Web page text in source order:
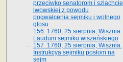
przeciwko senatorom i szlachcie
lwowskiej z po­wodu
pogwałcenia sejmiku i wolnego
głosu
156. 1760, 25 sierpnia, Wisznia.
Laudum sejmiku wiszeńskiego
157. 1760, 25 sierpnia, Wisznia.
Instrukcya sejmiku posłom na
sejm